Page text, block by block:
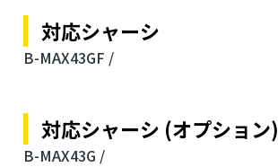
対応シャーシ
B-MAX43GF /
対応シャーシ (オプション)
B-MAX43G /